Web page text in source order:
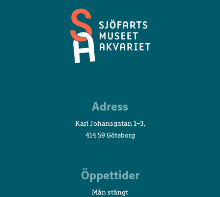
AkvarietAdress
Karl Johansgatan 1–3,
414 59 Göteborg
Öppettider
Mån stängt